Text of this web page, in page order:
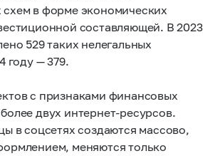
в форме экономических
составляющей. В 2023
529 таких нелегальных
году — 379.
с признаками финансовых
двух интернет-ресурсов.
в соцсетях создаются массово,
меняются только